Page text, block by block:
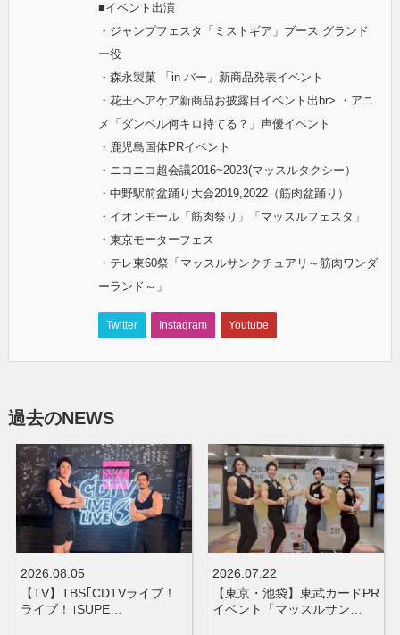
■イベント出演
・ジャンプフェスタ「ミストギア」ブース グランド
ー役
・森永製菓 「in バー」新商品発表イベント
・花王ヘアケア新商品お披露目イベント出br> ・アニ
メ「ダンベル何キロ持てる？」声優イベント
・鹿児島国体PRイベント
・ニコニコ超会議2016~2023(マッスルタクシー）
・中野駅前盆踊り大会2019,2022（筋肉盆踊り）
・イオンモール「筋肉祭り」「マッスルフェスタ」
・東京モーターフェス
・テレ東60祭「マッスルサンクチュアリ～筋肉ワンダ
ーランド～」
Twitter Instagram Youtube
過去のNEWS
2026.08.05
【TV】TBS｢CDTVライブ！
ライブ！｣SUPE…
2026.07.22
【東京・池袋】東武カードPR
イベント「マッスルサン…